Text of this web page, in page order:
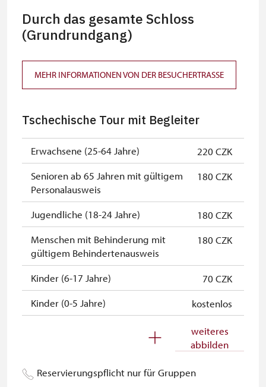
Durch das gesamte Schloss
(Grundrundgang)
MEHR INFORMATIONEN VON DER BESUCHERTRASSE
Tschechische Tour mit Begleiter
Erwachsene (25-64 Jahre)
220 CZK
Senioren ab 65 Jahren mit gültigem
Personalausweis
180 CZK
Jugendliche (18-24 Jahre)
180 CZK
Menschen mit Behinderung mit
gültigem Behindertenausweis
180 CZK
Kinder (6-17 Jahre)
70 CZK
Kinder (0-5 Jahre)
kostenlos
kostenlos
Begleitperson von Schülergruppen
pro 15 Schülern
weiteres
abbilden
Reservierungspflicht nur für Gruppen